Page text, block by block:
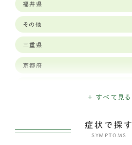
ロットワイラー
ワイマラナー
ゴールデンレトリバー
バーニーズマウンテン
オールドイングリッシュシープドッグ
福井県
その他
三重県
京都府
+ すべて見る
症状で探す
SYMPTOMS